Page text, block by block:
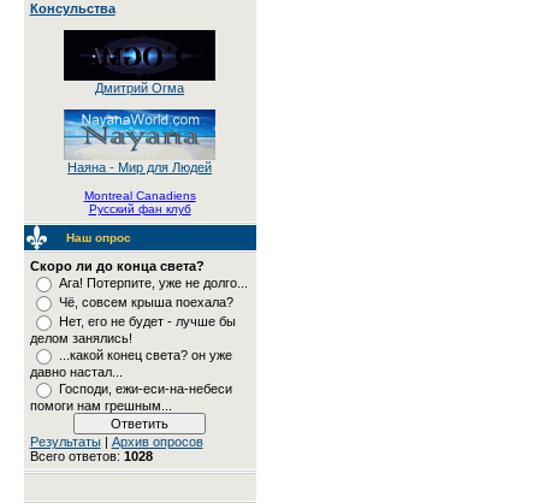
Консульства
Дмитрий Огма
Наяна - Мир для Людей
Montreal Canadiens
Русский фан клуб
Наш опрос
Скоро ли до конца света?
Ага! Потерпите, уже не долго...
Чё, совсем крыша поехала?
Нет, его не будет - лучше бы
делом занялись!
...какой конец света? он уже
давно настал...
Господи, ежи-еси-на-небеси
помоги нам грешным...
Результаты| Архив опросов
Всего ответов: 1028